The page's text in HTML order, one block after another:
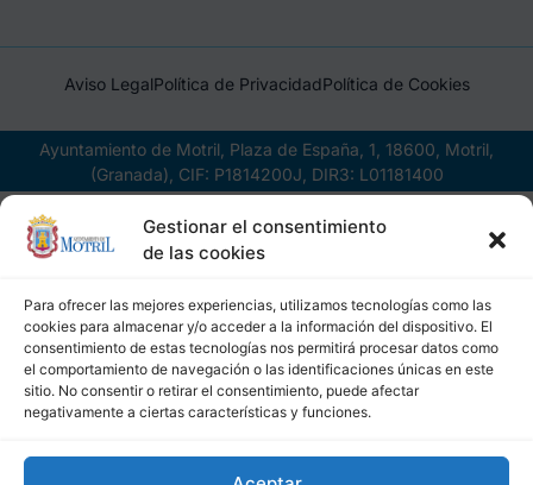
Gestionar el consentimiento
de las cookies
Para ofrecer las mejores experiencias, utilizamos tecnologías como las
cookies para almacenar y/o acceder a la información del dispositivo. El
consentimiento de estas tecnologías nos permitirá procesar datos como
el comportamiento de navegación o las identificaciones únicas en este
sitio. No consentir o retirar el consentimiento, puede afectar
negativamente a ciertas características y funciones.
Aviso LegalPolítica de PrivacidadPolítica de Cookies
Ayuntamiento de Motril, Plaza de España, 1, 18600, Motril,
(Granada), CIF: P1814200J, DIR3: L01181400